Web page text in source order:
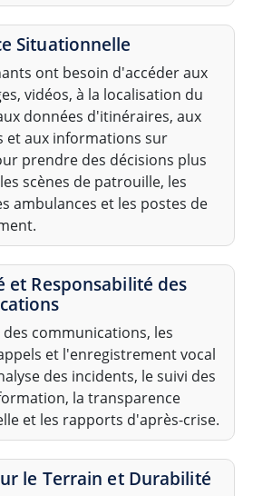
Situationnelle
ont besoin d'accéder aux
vidéos, à la localisation du
données d'itinéraires, aux
et aux informations sur
prendre des décisions plus
scènes de patrouille, les
ambulances et les postes de
et Responsabilité des
communications, les
et l'enregistrement vocal
des incidents, le suivi des
la transparence
et les rapports d'après-crise.
le Terrain et Durabilité